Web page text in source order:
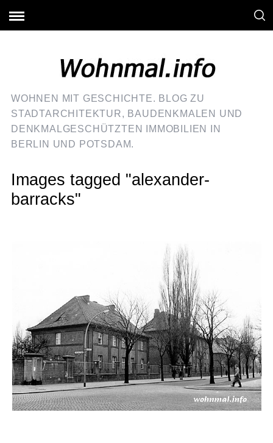
WOHNEN MIT GESCHICHTE. BLOG ZU
STADTARCHITEKTUR, BAUDENKMALEN UND
DENKMALGESCHÜTZTEN IMMOBILIEN IN
BERLIN UND POTSDAM.
Images tagged "alexander-
barracks"